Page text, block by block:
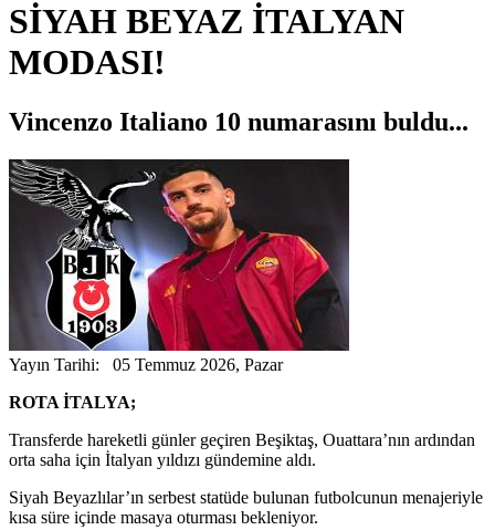
SİYAH BEYAZ İTALYAN
MODASI!
Vincenzo Italiano 10 numarasını buldu...
Yayın Tarihi: 05 Temmuz 2026, Pazar
ROTA İTALYA;
Transferde hareketli günler geçiren Beşiktaş, Ouattara’nın ardından
orta saha için İtalyan yıldızı gündemine aldı.
Siyah Beyazlılar’ın serbest statüde bulunan futbolcunun menajeriyle
kısa süre içinde masaya oturması bekleniyor.